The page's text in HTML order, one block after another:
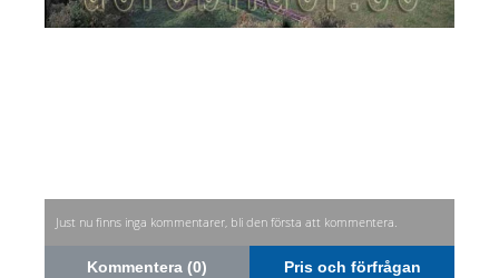
Just nu finns inga kommentarer, bli den första att kommentera.
Kommentera (0) Pris och förfrågan